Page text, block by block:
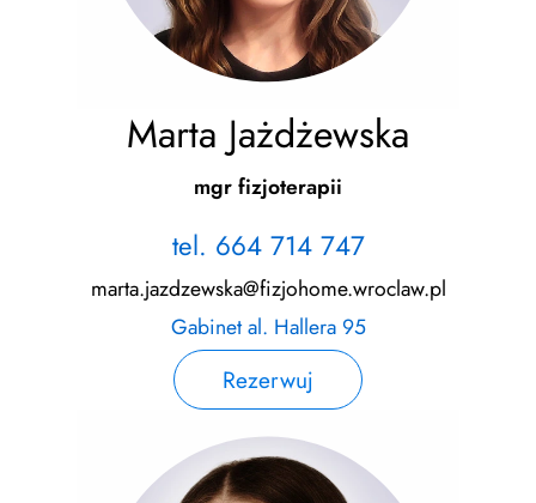
Marta Jażdżewska
mgr fizjoterapii
tel. 664 714 747
marta.jazdzewska@fizjohome.wroclaw.pl
Gabinet al. Hallera 95
Rezerwuj